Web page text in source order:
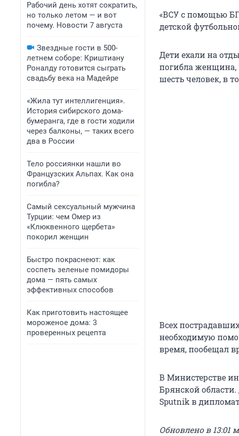
Рабочий день хотят сократить,
но только летом — и вот
почему. Новости 7 августа
Звездные гости в 500-
летнем соборе: Криштиану
Роналду готовится сыграть
свадьбу века на Мадейре
«Жила тут интеллигенция».
История сибирского дома-
бумеранга, где в гости ходили
через балконы, — таких всего
два в России
Тело россиянки нашли во
Французских Альпах. Как она
погибла?
Самый сексуальный мужчина
Турции: чем Омер из
«Клюквенного щербета»
покорил женщин
Быстро покраснеют: как
соспеть зеленые помидоры
дома — пять самых
эффективных способов
Как приготовить настоящее
мороженое дома: 3
проверенных рецепта
«ВСУ с помощью
детской
Дети ехали на
погибла женщина,
шесть человек, в
Всех
необходимую
время, пообещал
В Министерстве
Брянской
Sputnik в
Обновлено в 13:01